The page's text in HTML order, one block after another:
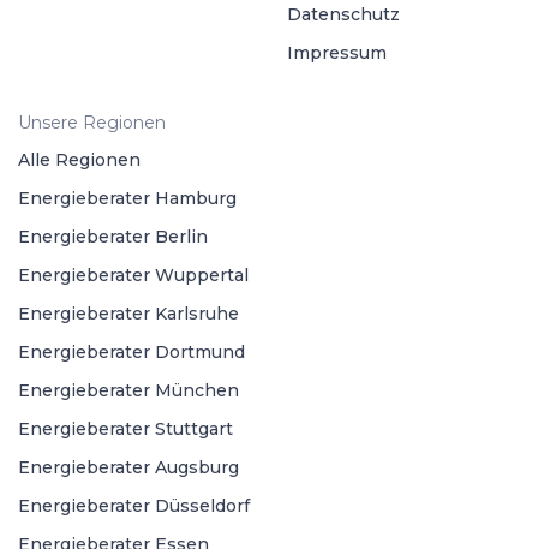
Datenschutz
Impressum
Unsere Regionen
Alle Regionen
Energieberater Hamburg
Energieberater Berlin
Energieberater Wuppertal
Energieberater Karlsruhe
Energieberater Dortmund
Energieberater München
Energieberater Stuttgart
Energieberater Augsburg
Energieberater Düsseldorf
Energieberater Essen